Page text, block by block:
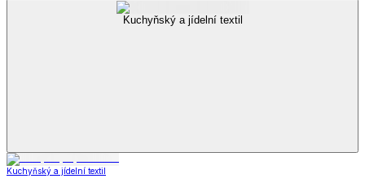
Kuchyňský a jídelní textil
Kuchyňský a jídelní textil